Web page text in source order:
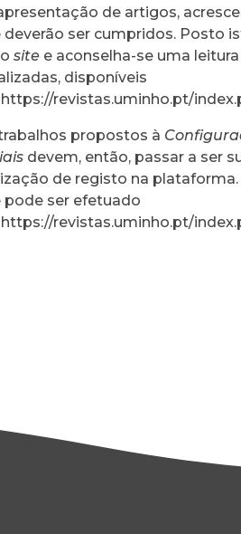
de artigos,
deverão ser cumpridos. Posto
site e aconselha-se uma
disponíveis
https://revistas.uminho.pt/
propostos à
devem, então, passar a ser
de registo na
pode ser efetuado
https://revistas.uminho.pt/